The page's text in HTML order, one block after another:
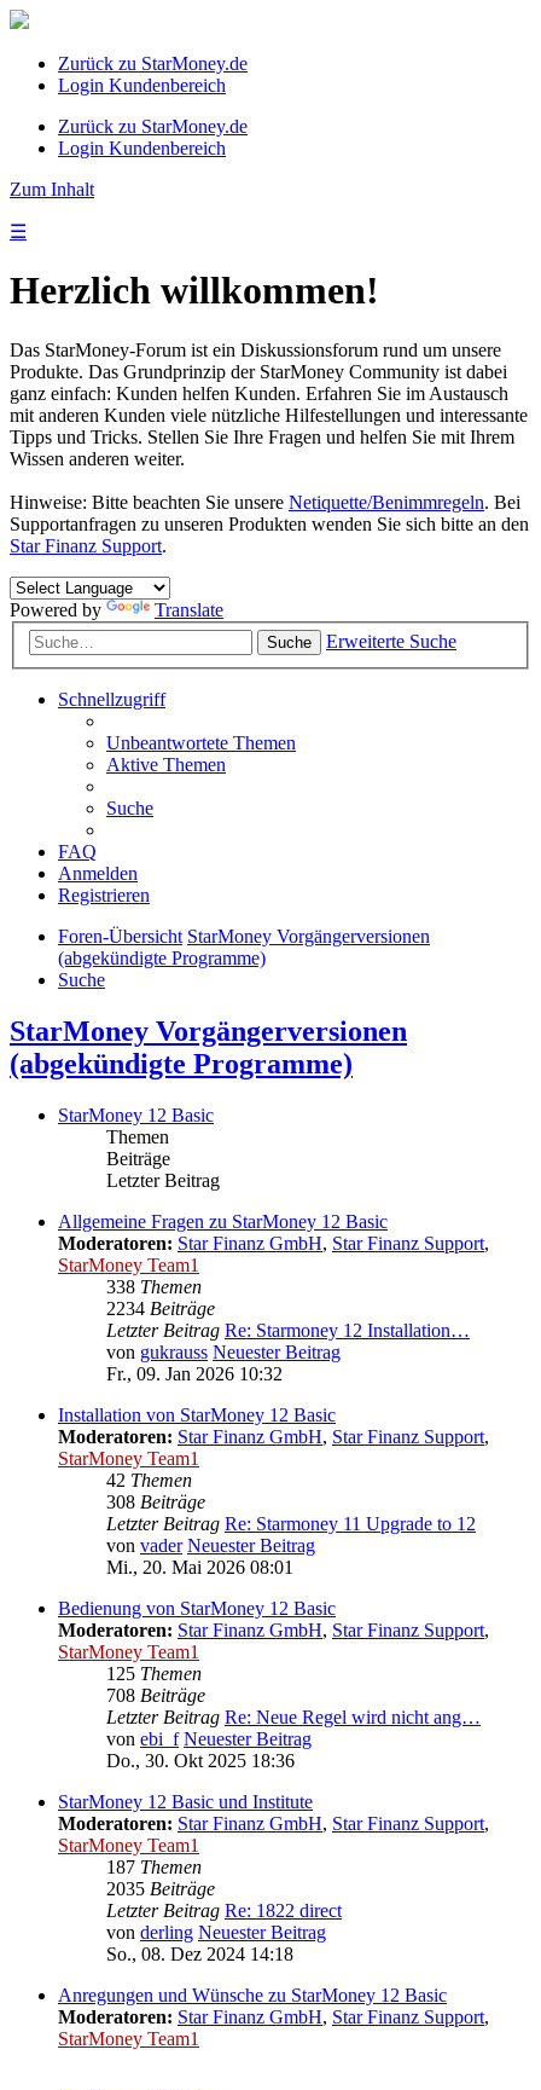
Zurück zu StarMoney.de
Login Kundenbereich
Zurück zu StarMoney.de
Login Kundenbereich
Zum Inhalt
☰
Herzlich willkommen!
Das StarMoney-Forum ist ein Diskussionsforum rund um unsere
Produkte. Das Grundprinzip der StarMoney Community ist dabei
ganz einfach: Kunden helfen Kunden. Erfahren Sie im Austausch
mit anderen Kunden viele nützliche Hilfestellungen und interessante
Tipps und Tricks. Stellen Sie Ihre Fragen und helfen Sie mit Ihrem
Wissen anderen weiter.
Hinweise: Bitte beachten Sie unsere Netiquette/Benimmregeln. Bei
Supportanfragen zu unseren Produkten wenden Sie sich bitte an den
Star Finanz Support.
Powered by Translate
Suche Erweiterte Suche
Schnellzugriff
Unbeantwortete Themen
Aktive Themen
Suche
FAQ
Anmelden
Registrieren
Foren-Übersicht StarMoney Vorgängerversionen
(abgekündigte Programme)
Suche
StarMoney Vorgängerversionen
(abgekündigte Programme)
StarMoney 12 Basic
Themen
Beiträge
Letzter Beitrag
Allgemeine Fragen zu StarMoney 12 Basic
Moderatoren: Star Finanz GmbH, Star Finanz Support,
StarMoney Team1
338 Themen
2234 Beiträge
Letzter Beitrag Re: Starmoney 12 Installation…
von gukrauss Neuester Beitrag
Fr., 09. Jan 2026 10:32
Installation von StarMoney 12 Basic
Moderatoren: Star Finanz GmbH, Star Finanz Support,
StarMoney Team1
42 Themen
308 Beiträge
Letzter Beitrag Re: Starmoney 11 Upgrade to 12
von vader Neuester Beitrag
Mi., 20. Mai 2026 08:01
Bedienung von StarMoney 12 Basic
Moderatoren: Star Finanz GmbH, Star Finanz Support,
StarMoney Team1
125 Themen
708 Beiträge
Letzter Beitrag Re: Neue Regel wird nicht ang…
von ebi_f Neuester Beitrag
Do., 30. Okt 2025 18:36
StarMoney 12 Basic und Institute
Moderatoren: Star Finanz GmbH, Star Finanz Support,
StarMoney Team1
187 Themen
2035 Beiträge
Letzter Beitrag Re: 1822 direct
von derling Neuester Beitrag
So., 08. Dez 2024 14:18
Anregungen und Wünsche zu StarMoney 12 Basic
Moderatoren: Star Finanz GmbH, Star Finanz Support,
StarMoney Team1